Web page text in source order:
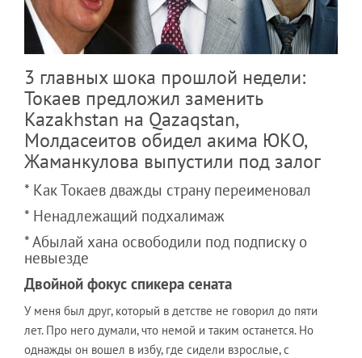
3 главных шока прошлой недели:
Токаев предложил заменить
Kazakhstan на Qazaqstan,
Молдасеитов обидел акима ЮКО,
Жаманкулова выпустили под залог
* Как Токаев дважды страну переименовал
* Ненадлежащий подхалимаж
* Абылай хана освободили под подписку о
невыезде
Двойной фокус спикера сената
У меня был друг, который в детстве не говорил до пяти
лет. Про него думали, что немой и таким останется. Но
однажды он вошел в избу, где сидели взрослые, с